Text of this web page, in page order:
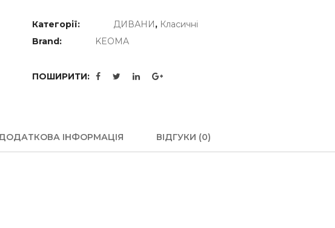
Категорії: ДИВАНИ, Класичні
Brand:
KEOMA
ПОШИРИТИ:
ІНФОРМАЦІЯ ВІДГУКИ (0)